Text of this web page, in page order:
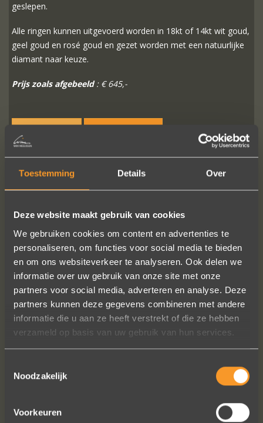
Toestemming Details Over
Deze website maakt gebruik van cookies
We gebruiken cookies om content en advertenties te
personaliseren, om functies voor social media te bieden
en om ons websiteverkeer te analyseren. Ook delen we
informatie over uw gebruik van onze site met onze
partners voor social media, adverteren en analyse. Deze
partners kunnen deze gegevens combineren met andere
informatie die u aan ze heeft verstrekt of die ze hebben
verzameld op basis van uw gebruik van hun services.
Noodzakelijk
Voorkeuren
geslepen.
Alle ringen kunnen uitgevoerd worden in 18kt of 14kt wit goud,
geel goud en rosé goud en gezet worden met een natuurlijke
diamant naar keuze.
Prijs zoals afgebeeld: € 645,-
Sieraden online besteld: de ring is
subliem! Zoals altijd! Het maakt mijn
verzameling compleet ??
Ik dank het hele team hartelijk voor dit